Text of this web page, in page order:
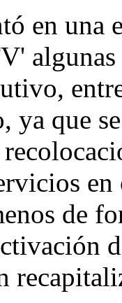
en una
ya que
en
de